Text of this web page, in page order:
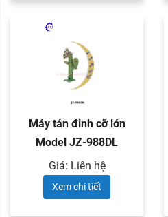
Máy tán đinh cỡ lớn
Model JZ-988DL
Giá: Liên hệ
Xem chi tiết